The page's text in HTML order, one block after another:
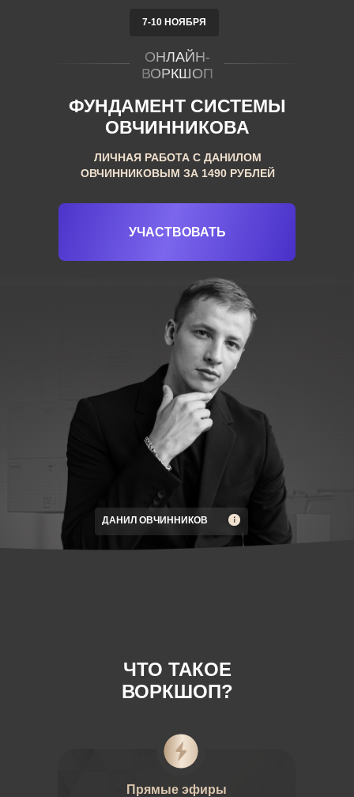
ФУНДАМЕНТ СИСТЕМЫ
ОВЧИННИКОВА
ЛИЧНАЯ РАБОТА С ДАНИЛОМ
ОВЧИННИКОВЫМ ЗА 1490 РУБЛЕЙ
ОНЛАЙН-
ВОРКШОП
УЧАСТВОВАТЬ
ДАНИЛ ОВЧИННИКОВ
7-10 НОЯБРЯ
ЧТО ТАКОЕ
ВОРКШОП?
Прямые эфиры